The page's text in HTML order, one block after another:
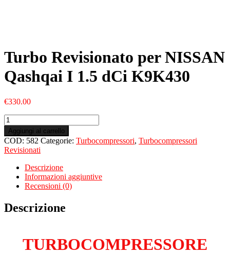
Turbo Revisionato per NISSAN
Qashqai I 1.5 dCi K9K430
€330.00
Turbo
Revisionato
per
NISSAN
Qashqai
K9K430
quantità
Aggiungi al carrello
COD: 582 Categorie: Turbocompressori, Turbocompressori
Revisionati
Descrizione
Informazioni aggiuntive
Recensioni (0)
Descrizione
TURBOCOMPRESSORE